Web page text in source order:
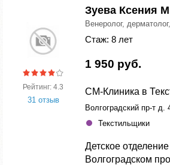
Рейтинг: 4.3
31 отзыв
Зуева Ксения
Венеролог,
Стаж: 8 лет
1 950 руб.
СМ-Клиника в
Волгоградский пр-т д.
Текстильщики
Детское
Волгоградском